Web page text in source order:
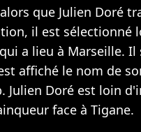
que Julien Doré
il est sélectionné
a lieu à Marseille.
affiché le nom de
Julien Doré est loin
face à Tigane.